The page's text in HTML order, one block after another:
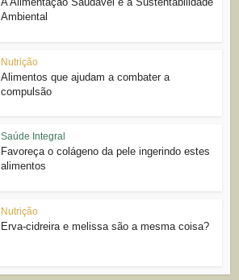
Ambiental
Nutrição
Alimentos que ajudam a combater a
compulsão
Saúde Integral
Favoreça o colágeno da pele ingerindo estes
alimentos
Nutrição
Erva-cidreira e melissa são a mesma coisa?